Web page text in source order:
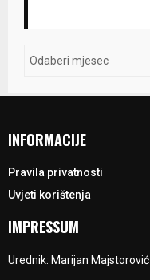
INFORMACIJE
Pravila privatnosti
Uvjeti korištenja
IMPRESSUM
Urednik: Marijan Majstorović